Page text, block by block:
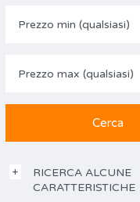
Prezzo min (qualsiasi)
Prezzo max (qualsiasi)
RICERCA ALCUNE
CARATTERISTICHE